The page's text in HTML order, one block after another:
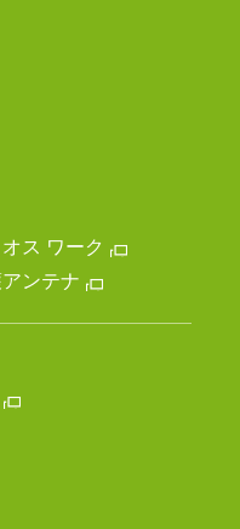
ス ワーク
ンテナ